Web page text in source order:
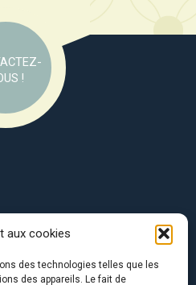
aux cookies
des technologies telles que les
des appareils. Le fait de
!